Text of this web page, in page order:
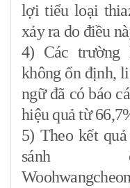
lợi tiểu loại
xảy ra do điều
4) Các trường
không ổn định,
ngữ đã có báo
hiệu quả từ
5) Theo kết
sánh